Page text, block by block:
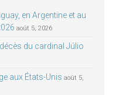
en Argentine et au
août 5, 2026
du cardinal Júlio
aux États-Unis août 5,